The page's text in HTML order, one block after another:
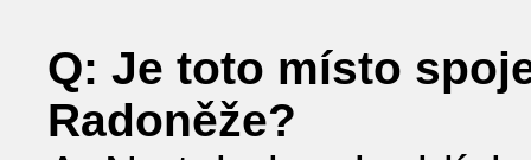
Q: Je toto místo
Radoněže?